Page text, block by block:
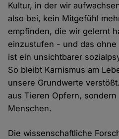
Kultur, in der wir
also bei, kein Mitgefühl
empfinden, die wir gelernt
einzustufen - und das ohne
ist ein unsichtbarer
So bleibt Karnismus am
unsere Grundwerte
aus Tieren Opfern, sondern
Menschen.
Die wissenschaftliche